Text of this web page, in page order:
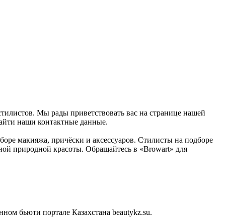
Мы рады приветствовать вас на странице нашей
наши контактные данные.
макияжа, причёски и аксессуаров. Стилисты на подборе
природной красоты. Обращайтесь в «Browart» для
бьюти портале Казахстана beautykz.su.